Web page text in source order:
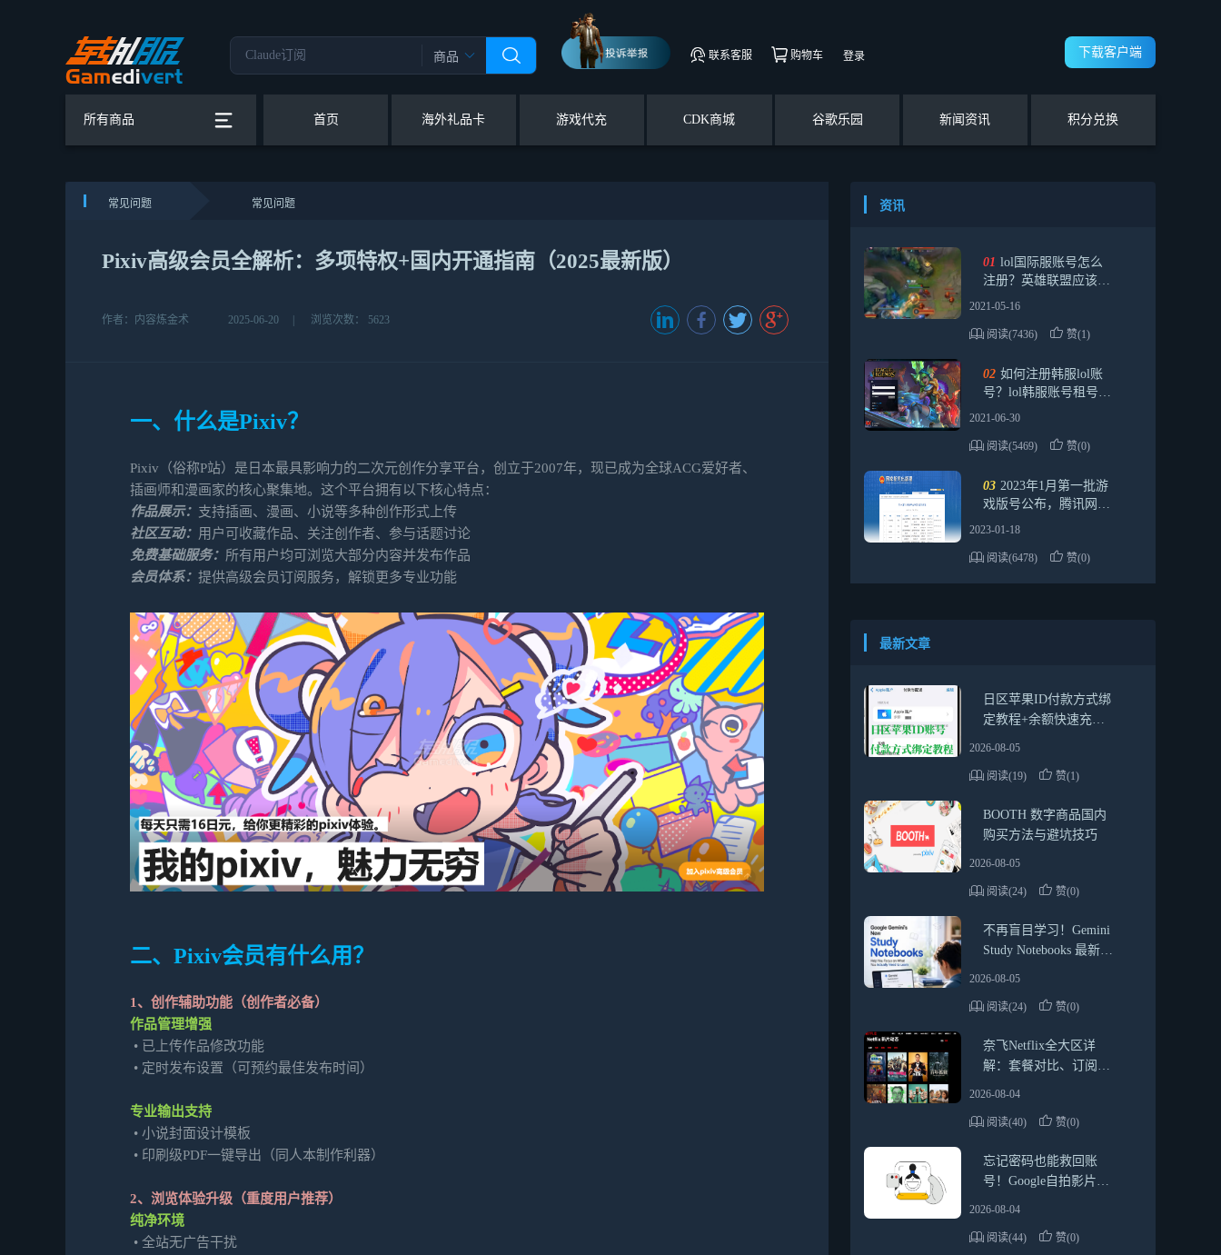
商品 联系客服 购物车 登录 下载客户端
所有商品 首页 海外礼品卡 游戏代充 CDK商城 谷歌乐园 新闻资讯 积分兑换
常见问题 常见问题
Pixiv高级会员全解析：多项特权+国内开通指南（2025最新版）
作者：内容炼金术 2025-06-20 浏览次数： 5623
一、什么是Pixiv？
Pixiv（俗称P站）是日本最具影响力的二次元创作分享平台，创立于2007年，现已成为全球ACG爱好者、
插画师和漫画家的核心聚集地。这个平台拥有以下核心特点：
作品展示： 支持插画、漫画、小说等多种创作形式上传
社区互动： 用户可收藏作品、关注创作者、参与话题讨论
免费基础服务： 所有用户均可浏览大部分内容并发布作品
会员体系：提供高级会员订阅服务，解锁更多专业功能
二、Pixiv会员有什么用？
1、创作辅助功能（创作者必备）
作品管理增强
• 已上传作品修改功能
• 定时发布设置（可预约最佳发布时间）
专业输出支持
•小说封面设计模板
• 印刷级PDF一键导出（同人本制作利器）
2、浏览体验升级（重度用户推荐）
纯净环境
•全站无广告干扰
资讯
01 lol国际服账号怎么
注册？英雄联盟应该怎
么操作？
2021-05-16
阅读(7436) 赞(1)
02 如何注册韩服lol账
号？lol韩服账号租号的
弊端有哪些？
2021-06-30
阅读(5469) 赞(0)
03 2023年1月第一批游
戏版号公布，腾讯网易
米哈游新品过审
2023-01-18
阅读(6478) 赞(0)
最新文章
日区苹果ID付款方式绑
定教程+余额快速充值
2026-08-05
阅读(19) 赞(1)
BOOTH 数字商品国内
购买方法与避坑技巧
2026-08-05
阅读(24) 赞(0)
不再盲目学习！Gemini
Study Notebooks 最新使
2026-08-05
阅读(24) 赞(0)
奈飞Netflix全大区详
解：套餐对比、订阅方
2026-08-04
阅读(40) 赞(0)
忘记密码也能救回账
号！Google自拍影片验
2026-08-04
阅读(44) 赞(0)